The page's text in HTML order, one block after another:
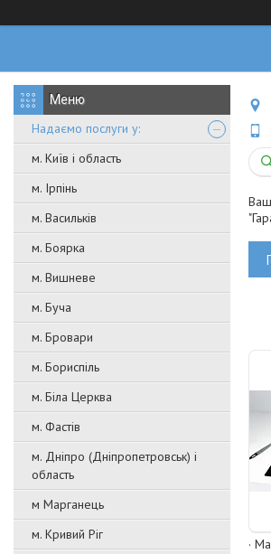
Надаємо послуги у:
м. Київ і область
м. Ірпінь
м. Васильків
м. Боярка
м. Вишневе
м. Буча
м. Бровари
м. Бориспіль
м. Біла Церква
м. Фастів
м. Дніпро (Дніпропетровськ) і
область
м Марганець
м. Кривий Ріг
Ваш
·